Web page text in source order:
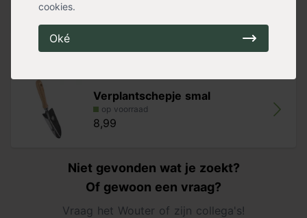
cookies.
Oké
Alternatieven
Verplantschepje smal
op voorraad
8,99
Niet gevonden wat je zoekt?
Of gewoon een vraag?
Vraag het Wouter of zijn collega's!